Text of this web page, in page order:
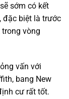
sớm có kết
đặc biệt là trước
vòng
vấn với
bang New
cư rất tốt.